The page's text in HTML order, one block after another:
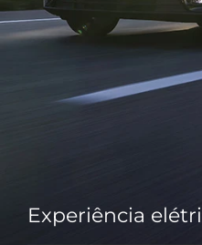
Experiência